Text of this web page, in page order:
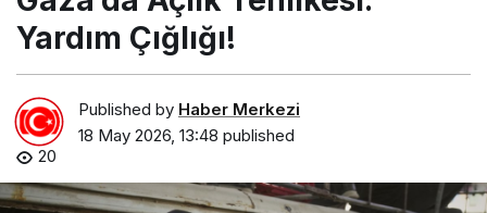
Yardım Çığlığı!
Published by Haber Merkezi
18 May 2026, 13:48 published
20